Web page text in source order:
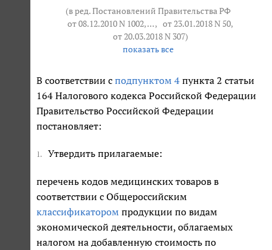
(в ред. Постановлений Правительства РФ
от 08.12.2010 N 1002, … , от 23.01.2018 N 50,
от 20.03.2018 N 307)
показать все
В соответствии с подпунктом 4 пункта 2 статьи
164 Налогового кодекса Российской Федерации
Правительство Российской Федерации
постановляет:
1. Утвердить прилагаемые:
перечень кодов медицинских товаров в
соответствии с Общероссийским
классификатором продукции по видам
экономической деятельности, облагаемых
налогом на добавленную стоимость по